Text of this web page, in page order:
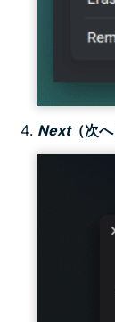
Next（次へ